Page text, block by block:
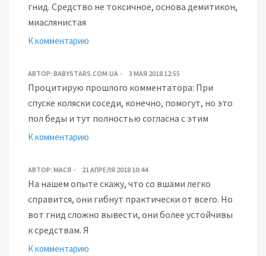
гнид. Средство не токсичное, основа демитикон,
миаслянистая
К комментарию
АВТОР: BABYSTARS.COM.UA 3 МАЯ 2018 12:55
Процитирую прошлого комментатора: При
спуске коляски соседи, конечно, помогут, но это
пол беды и тут полностью согласна с этим
К комментарию
АВТОР: МАСЯ 21 АПРЕЛЯ 2018 10:44
На нашем опыте скажу, что со вшами легко
справится, они гибнут практически от всего. Но
вот гнид сложно вывести, они более устойчивы
к средствам. Я
К комментарию